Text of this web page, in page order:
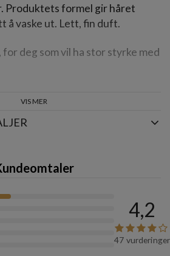
Produktets formel gir håret
å vaske ut. Lett, fin duft.
deg som vil ha stor styrke med
håret slik du vil ha det. Bruk
effekt.
VIS MER
4,2
47 vurderinger